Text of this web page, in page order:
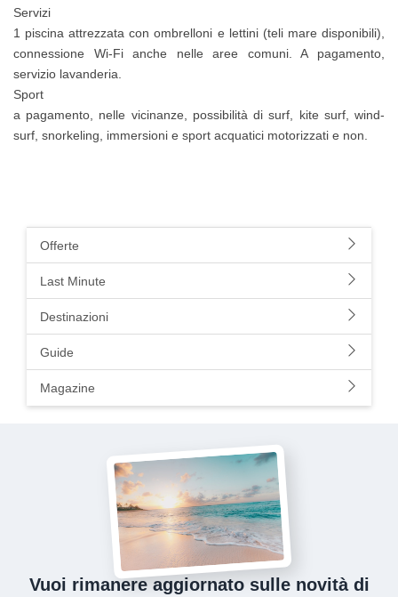
Servizi
1 piscina attrezzata con ombrelloni e lettini (teli mare disponibili),
connessione
Wi-Fi anche nelle aree comuni. A pagamento,
servizio lavanderia.
Sport
a pagamento, nelle vicinanze, possibilità di surf, kite surf, wind-
surf, snorkeling, immersioni e sport acquatici motorizzati e non.
Offerte
Last Minute
Destinazioni
Guide
Magazine
Vuoi rimanere aggiornato sulle novità di